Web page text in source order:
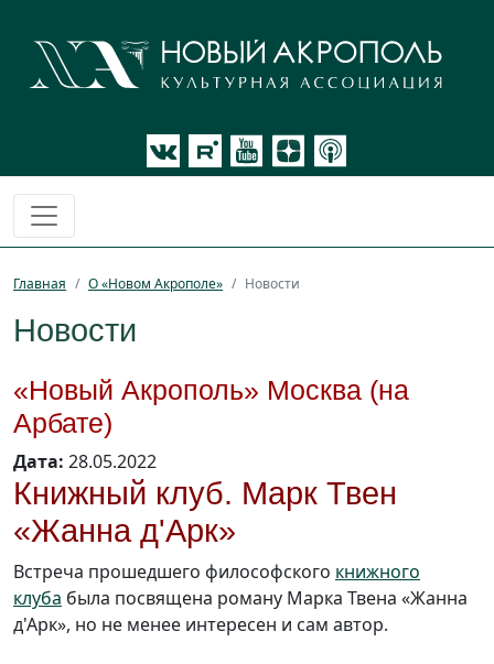
Главная О «Новом Акрополе» Новости
Новости
«Новый Акрополь» Москва (на
Арбате)
Дата: 28.05.2022
Книжный клуб. Марк Твен
«Жанна д'Арк»
Встреча прошедшего философского книжного
клуба была посвящена роману Марка Твена «Жанна
д'Арк», но не менее интересен и сам автор.